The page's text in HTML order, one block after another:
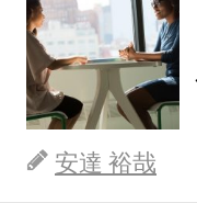
安達 裕哉